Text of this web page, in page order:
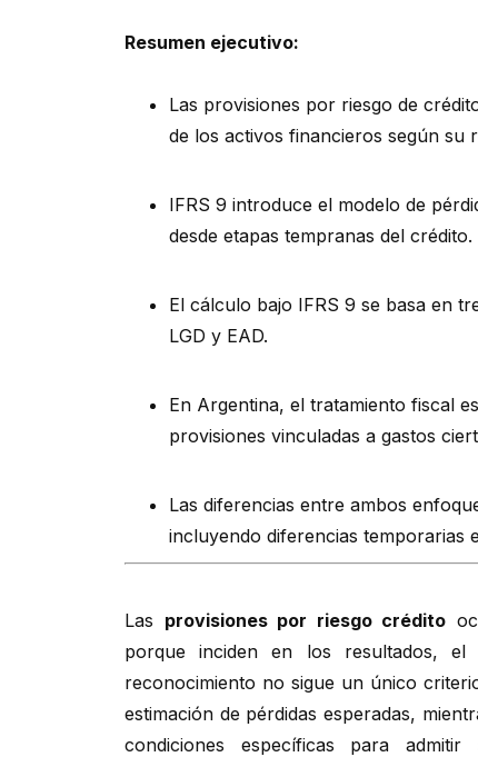
Resumen ejecutivo:
Las provisiones por riesgo de
de los activos financieros según su
IFRS 9 introduce el modelo de
desde etapas tempranas del crédito.
El cálculo bajo IFRS 9 se basa en
LGD y EAD.
En Argentina, el tratamiento fiscal
provisiones vinculadas a gastos
Las diferencias entre ambos
incluyendo diferencias temporarias
Las provisiones por riesgo crédito
porque inciden en los resultados,
reconocimiento no sigue un único
estimación de pérdidas esperadas,
condiciones específicas para